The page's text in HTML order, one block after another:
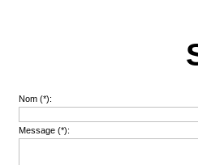
Nom (*):
Message (*):